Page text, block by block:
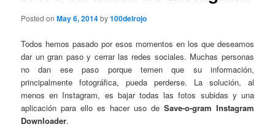
Posted onMay 6, 2014by100delrojo
Todos hemos pasado por esos momentos en los que deseamos
dar un gran paso y cerrar las redes sociales. Muchas personas
no dan ese paso porque temen que su información,
principalmente fotográfica, pueda perderse. La solución, al
menos en Instagram, es bajar todas las fotos subidas y una
aplicación para ello es hacer uso de Save-o-gram Instagram
Downloader.